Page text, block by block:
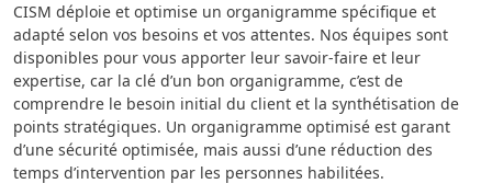
CISM déploie et optimise un organigramme spécifique et
adapté selon vos besoins et vos attentes. Nos équipes sont
disponibles pour vous apporter leur savoir-faire et leur
expertise, car la clé d’un bon organigramme, c’est de
comprendre le besoin initial du client et la synthétisation de
points stratégiques. Un organigramme optimisé est garant
d’une sécurité optimisée, mais aussi d’une réduction des
temps d’intervention par les personnes habilitées.